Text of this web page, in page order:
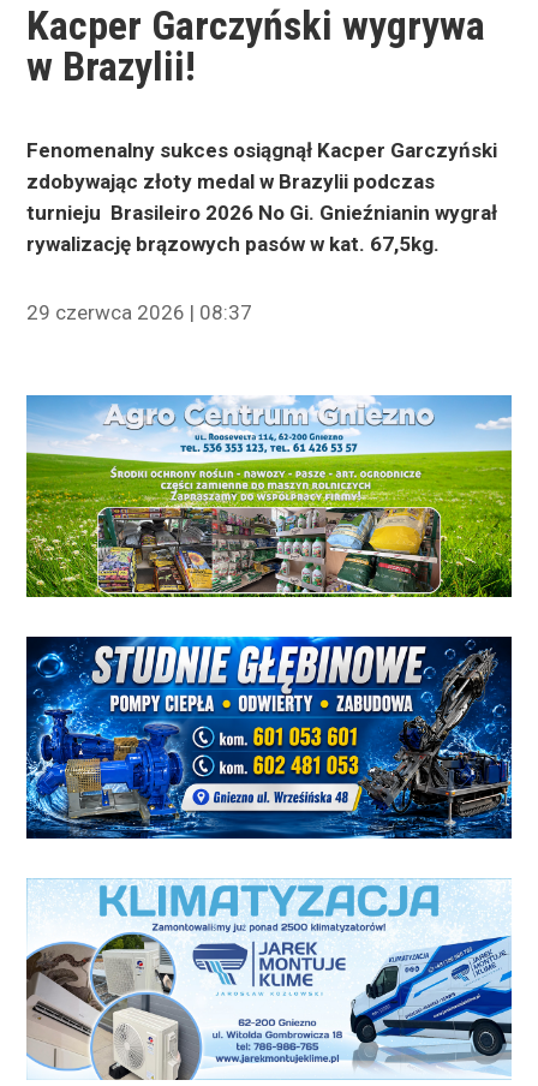
Kacper Garczyński wygrywa
w Brazylii!
Fenomenalny sukces osiągnął Kacper Garczyński
zdobywając złoty medal w Brazylii podczas
turnieju Brasileiro 2026 No Gi. Gnieźnianin wygrał
rywalizację brązowych pasów w kat. 67,5kg.
29 czerwca 2026 | 08:37